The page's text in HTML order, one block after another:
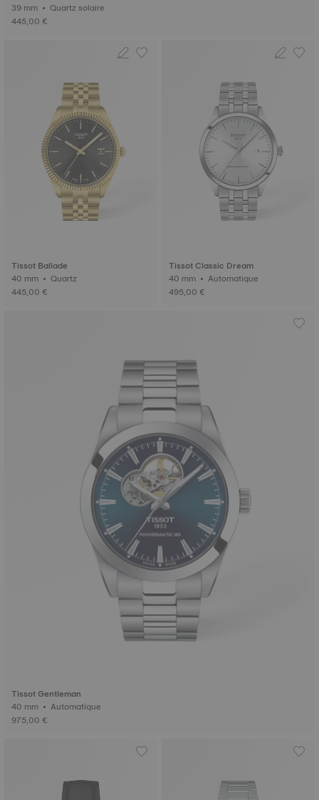
39 mm • Quartz solaire
445,00 €
Tissot Ballade
40 mm • Quartz
445,00 €
Tissot Classic Dream
40 mm • Automatique
495,00 €
Tissot Gentleman
40 mm • Automatique
975,00 €